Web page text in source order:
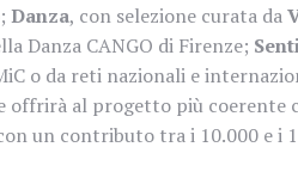
Danza, con selezione curata da
Danza CANGO di Firenze;
o da reti nazionali e
offrirà al progetto più coerente
un contributo tra i 10.000 e i